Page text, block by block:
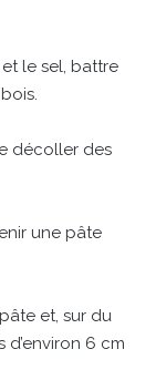
le sel, battre
décoller des
une pâte
et, sur du
6 cm